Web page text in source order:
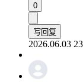
0
写回复
2026.06.03